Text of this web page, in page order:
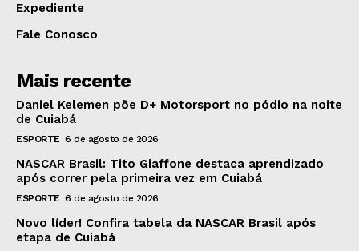
Expediente
Fale Conosco
Mais recente
Daniel Kelemen põe D+ Motorsport no pódio na noite
de Cuiabá
ESPORTE 6 de agosto de 2026
NASCAR Brasil: Tito Giaffone destaca aprendizado
após correr pela primeira vez em Cuiabá
ESPORTE 6 de agosto de 2026
Novo líder! Confira tabela da NASCAR Brasil após
etapa de Cuiabá